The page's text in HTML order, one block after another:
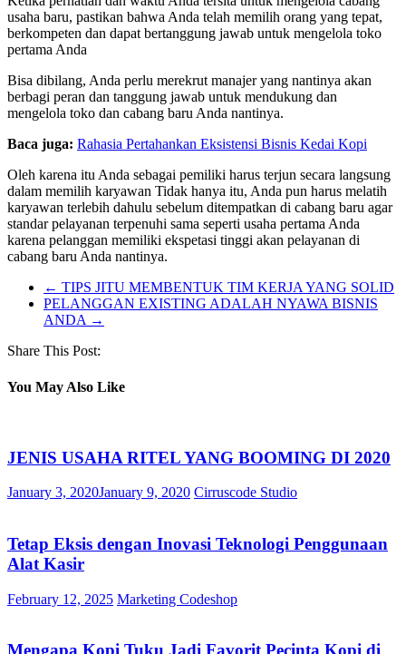
usaha baru, pastikan bahwa Anda telah memilih orang yang tepat,
berkompeten dan dapat bertanggung jawab untuk mengelola toko
pertama Anda
Bisa dibilang, Anda perlu merekrut manajer yang nantinya akan
berbagi peran dan tanggung jawab untuk mendukung dan
mengelola toko dan cabang baru Anda nantinya.
Baca juga: Rahasia Pertahankan Eksistensi Bisnis Kedai Kopi
Oleh karena itu Anda sebagai pemiliki harus terjun secara langsung
dalam memilih karyawan Tidak hanya itu, Anda pun harus melatih
karyawan terlebih dahulu sebelum ditempatkan di cabang baru agar
standar pelayanan terpenuhi sama seperti usaha pertama Anda
karena pelanggan memiliki ekspetasi tinggi akan pelayanan di
cabang baru Anda nantinya.
← TIPS JITU MEMBENTUK TIM KERJA YANG SOLID
PELANGGAN EXISTING ADALAH NYAWA BISNIS
ANDA →
Share This Post:
You May Also Like
JENIS USAHA RITEL YANG BOOMING DI 2020
January 3, 2020January 9, 2020 Cirruscode Studio
Tetap Eksis dengan Inovasi Teknologi Penggunaan
Alat Kasir
February 12, 2025 Marketing Codeshop